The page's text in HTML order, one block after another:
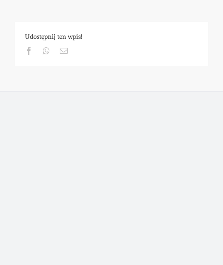
Udostępnij ten wpis!
FacebookWhatsapp
Email